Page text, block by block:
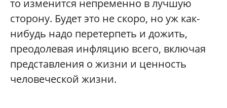
то изменится непременно в лучшую
сторону. Будет это не скоро, но уж как-
нибудь надо перетерпеть и дожить,
преодолевая инфляцию всего, включая
представления о жизни и ценность
человеческой жизни.